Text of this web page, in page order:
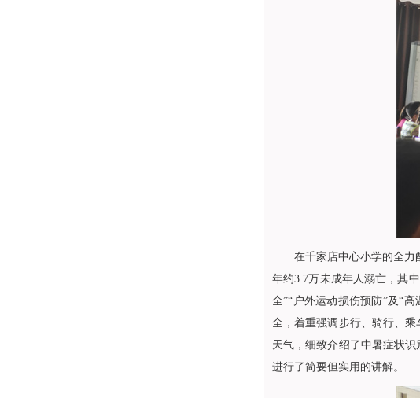
在千家店中心小学的全力
年约3.7万未成年人溺亡，其
全”“户外运动损伤预防”及“
全，着重强调步行、骑行、
天气，细致介绍了中暑症状
进行了简要但实用的讲解。